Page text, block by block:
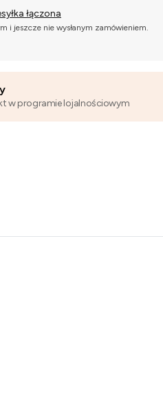
łączona
i jeszcze nie wysłanym zamówieniem.
w programie lojalnościowym